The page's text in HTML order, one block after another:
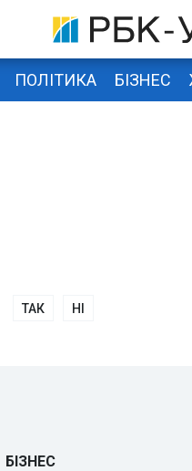
ПОЛІТИКА БІЗНЕС
ТАК НІ
БІЗНЕС